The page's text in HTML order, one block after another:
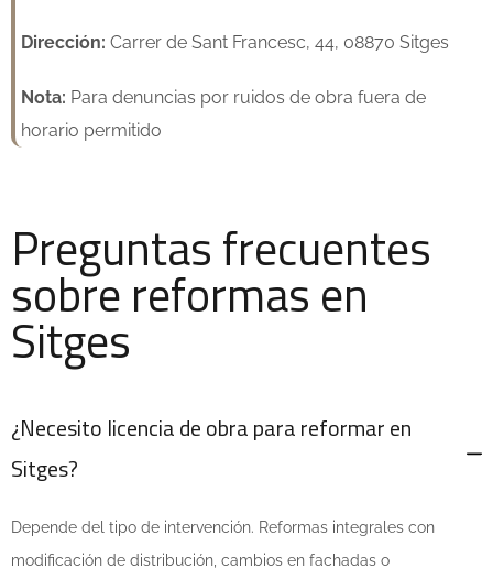
Dirección: Carrer de Sant Francesc, 44, 08870 Sitges
Nota: Para denuncias por ruidos de obra fuera de
horario permitido
Preguntas frecuentes
sobre reformas en
Sitges
¿Necesito licencia de obra para reformar en
Sitges?
Depende del tipo de intervención. Reformas integrales con
modificación de distribución, cambios en fachadas o